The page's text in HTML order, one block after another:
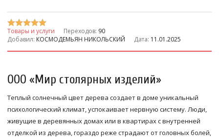
Товары и услуги Переходов: 90
Добавил: КОСМОДЕМЬЯН НИКОЛЬСКИЙ Дата: 11.01.2025
ООО «Мир столярных изделий»
Теплый солнечный цвет дерева создает в доме уникальный
психологический климат, успокаивает нервную систему. Люди,
живущие в деревянных домах или в квартирах с внутренней
отделкой из дерева, гораздо реже страдают от головных болей,